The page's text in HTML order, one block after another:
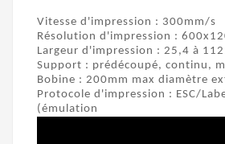
Vitesse d'impression : 300mm/s
Résolution d'impression :
Largeur d'impression : 25,4 à 112
Support : prédécoupé, continu,
Bobine : 200mm max diamètre
Protocole d'impression : ESC/
(émulation